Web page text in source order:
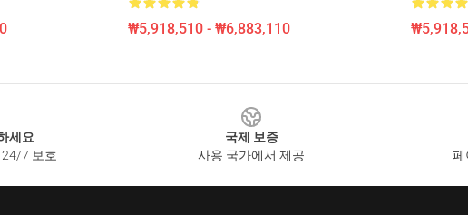
₩5,918,510 - ₩6,883,110
세요
7 보호
국제 보증
사용 국가에서 제공
페